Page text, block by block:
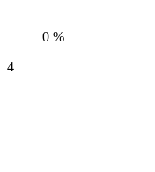
0 %
4